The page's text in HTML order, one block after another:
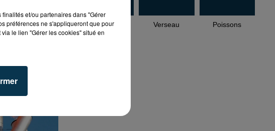
Capricorne Verseau Poissons
et/ou partenaires dans "Gérer
préférences ne s'appliqueront que pour
le lien "Gérer les cookies" situé en